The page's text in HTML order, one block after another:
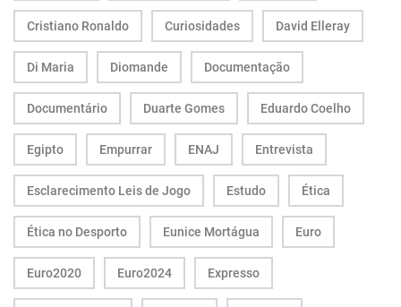
Cristiano Ronaldo Curiosidades David Elleray
Di Maria Diomande Documentação
Documentário Duarte Gomes Eduardo Coelho
Egipto Empurrar ENAJ Entrevista
Esclarecimento Leis de Jogo Estudo Ética
Ética no Desporto Eunice Mortágua Euro
Euro2020 Euro2024 Expresso